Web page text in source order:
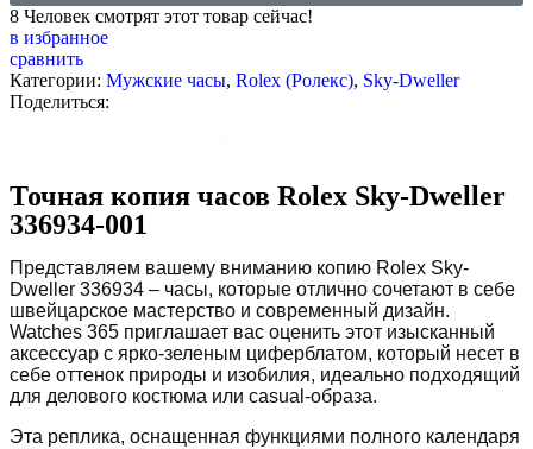
8 Человек смотрят этот товар сейчас!
в избранное
сравнить
Категории: Мужские часы, Rolex (Ролекс), Sky-Dweller
Поделиться:
Точная копия часов Rolex Sky-Dweller
336934-001
Представляем вашему вниманию копию Rolex Sky-
Dweller 336934 – часы, которые отлично сочетают в себе
швейцарское мастерство и современный дизайн.
Watches 365 приглашает вас оценить этот изысканный
аксессуар с ярко-зеленым циферблатом, который несет в
себе оттенок природы и изобилия, идеально подходящий
для делового костюма или casual-образа.
Эта реплика, оснащенная функциями полного календаря